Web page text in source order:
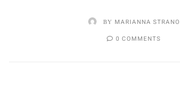
BY MARIANNA STRANO
0 COMMENTS